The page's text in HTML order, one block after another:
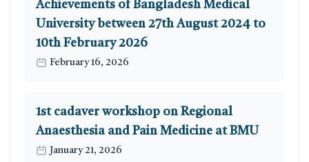
Achievements of Bangladesh Medical
University between 27th August 2024 to
10th February 2026
February 16, 2026
1st cadaver workshop on Regional
Anaesthesia and Pain Medicine at BMU
January 21, 2026